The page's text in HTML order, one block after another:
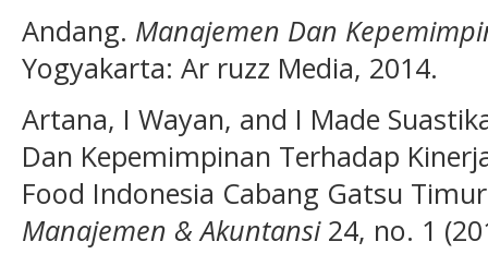
Andang. Manajemen Dan
Yogyakarta: Ar ruzz Media, 2014.
Artana, I Wayan, and I Made
Dan Kepemimpinan Terhadap
Food Indonesia Cabang Gatsu
Manajemen & Akuntansi24, no. 1